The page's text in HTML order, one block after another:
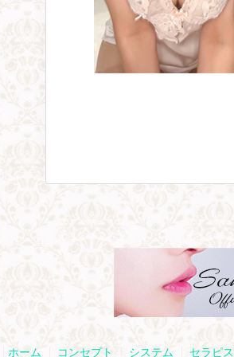
ホーム コンセプト システム セラピ